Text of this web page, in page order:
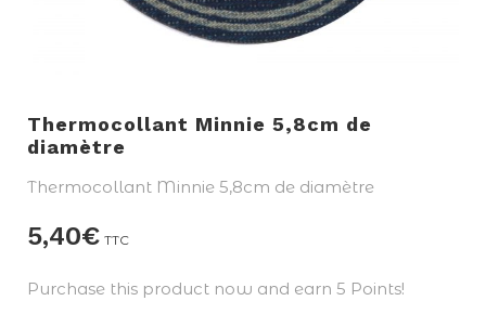
Thermocollant Minnie 5,8cm de
diamètre
Thermocollant Minnie 5,8cm de diamètre
5,40€ TTC
Purchase this product now and earn 5 Points!